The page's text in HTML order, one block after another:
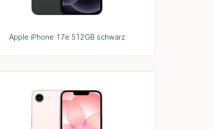
Apple iPhone 17e 512GB schwarz